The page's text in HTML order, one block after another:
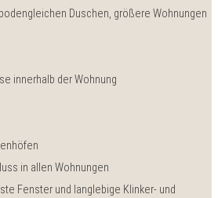
Duschen, größere Wohnungen
innerhalb der Wohnung
in allen Wohnungen
Fenster und langlebige Klinker- und